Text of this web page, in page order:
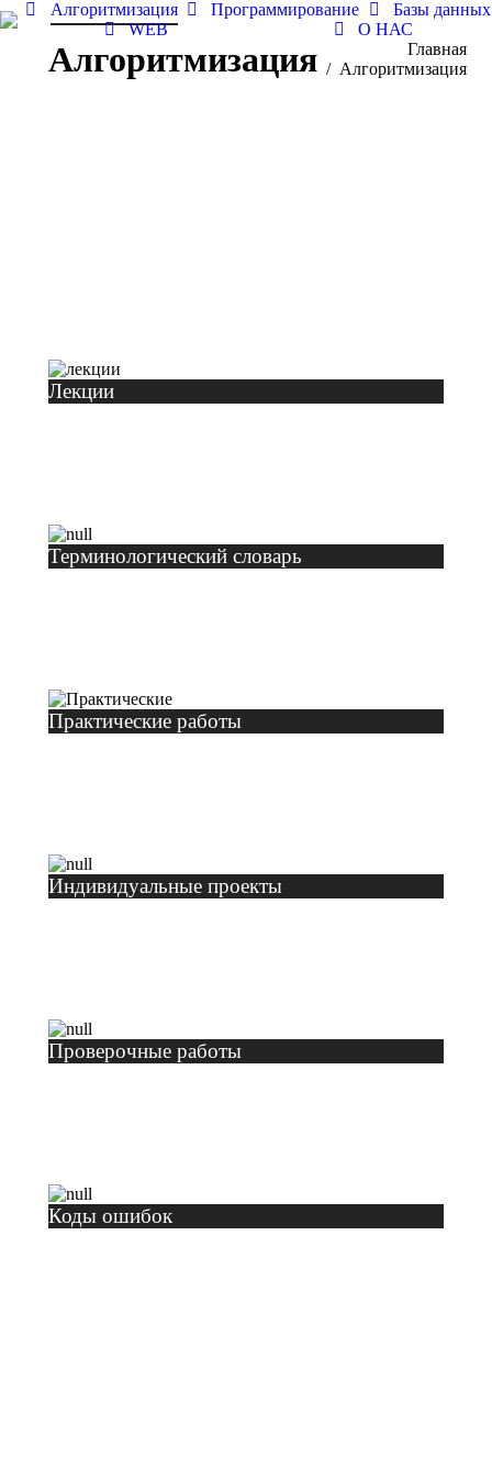
Алгоритмизация Программирование
Базы данных
WEB
О НАС
Алгоритмизация
Главная
Алгоритмизация
Лекции
Терминологический словарь
Практические работы
Индивидуальные проекты
Проверочные работы
Коды ошибок